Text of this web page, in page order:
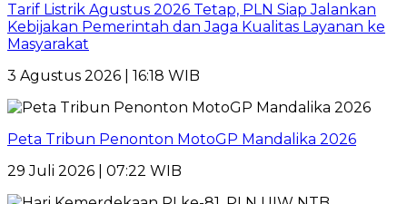
Tarif Listrik Agustus 2026 Tetap, PLN Siap Jalankan
Kebijakan Pemerintah dan Jaga Kualitas Layanan ke
Masyarakat
3 Agustus 2026 | 16:18 WIB
Peta Tribun Penonton MotoGP Mandalika 2026
29 Juli 2026 | 07:22 WIB